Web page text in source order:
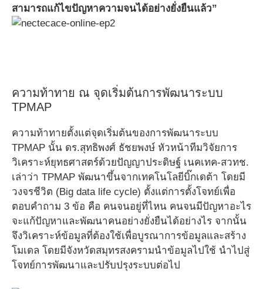
สามารถแก้ไขปัญหาความจนได้อย่างยั่งยืนแล้ว”
ความท้าทาย ณ จุดเริ่มต้นการพัฒนาระบบ
TPMAP
ความท้าทายตั้งแต่จุดเริ่มต้นของการพัฒนาระบบ
TPMAP นั้น ดร.สุทธิพงศ์ ธัชยพงษ์ หัวหน้าทีมวิจัยการ
วิเคราะห์ยุทธศาสตร์ด้วยปัญญาประดิษฐ์ เนคเทค-สวทช.
เล่าว่า TPMAP พัฒนาขึ้นจากเทคโนโลยีบิ๊กเดต้า โดยมี
วงจรชีวิต (Big data life cycle) ตั้งแต่การตั้งโจทย์เพื่อ
ตอบคำถาม 3 ข้อ คือ คนจนอยู่ที่ไหน คนจนมีปัญหาอะไร
จะแก้ปัญหาและพัฒนาคนอย่างยั่งยืนได้อย่างไร จากนั้น
จึงวิเคราะห์ข้อมูลที่ต้องใช้เพื่อบูรณาการข้อมูลและสร้าง
โมเดล โดยมีจังหวัดสมุทรสงครามนำข้อมูลไปใช้ นำไปสู่
โจทย์การพัฒนาและปรับปรุงระบบต่อไป